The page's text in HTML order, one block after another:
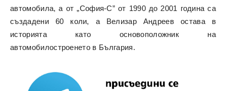
автомобила, а от „София-C” от 1990 до 2001 година са
създадени 60 коли, a Велизар Андреев остава в
историята като основоположник на
автомобилостроенето в България.